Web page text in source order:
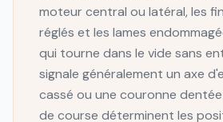
moteur central ou latéral, les
réglés et les lames
qui tourne dans le vide sans
signale généralement un axe
cassé ou une couronne dentée
de course déterminent les